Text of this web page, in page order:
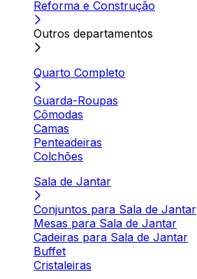
Reforma e Construção
Outros departamentos
Quarto Completo
Guarda-Roupas
Cômodas
Camas
Penteadeiras
Colchões
Sala de Jantar
Conjuntos para Sala de Jantar
Mesas para Sala de Jantar
Cadeiras para Sala de Jantar
Buffet
Cristaleiras